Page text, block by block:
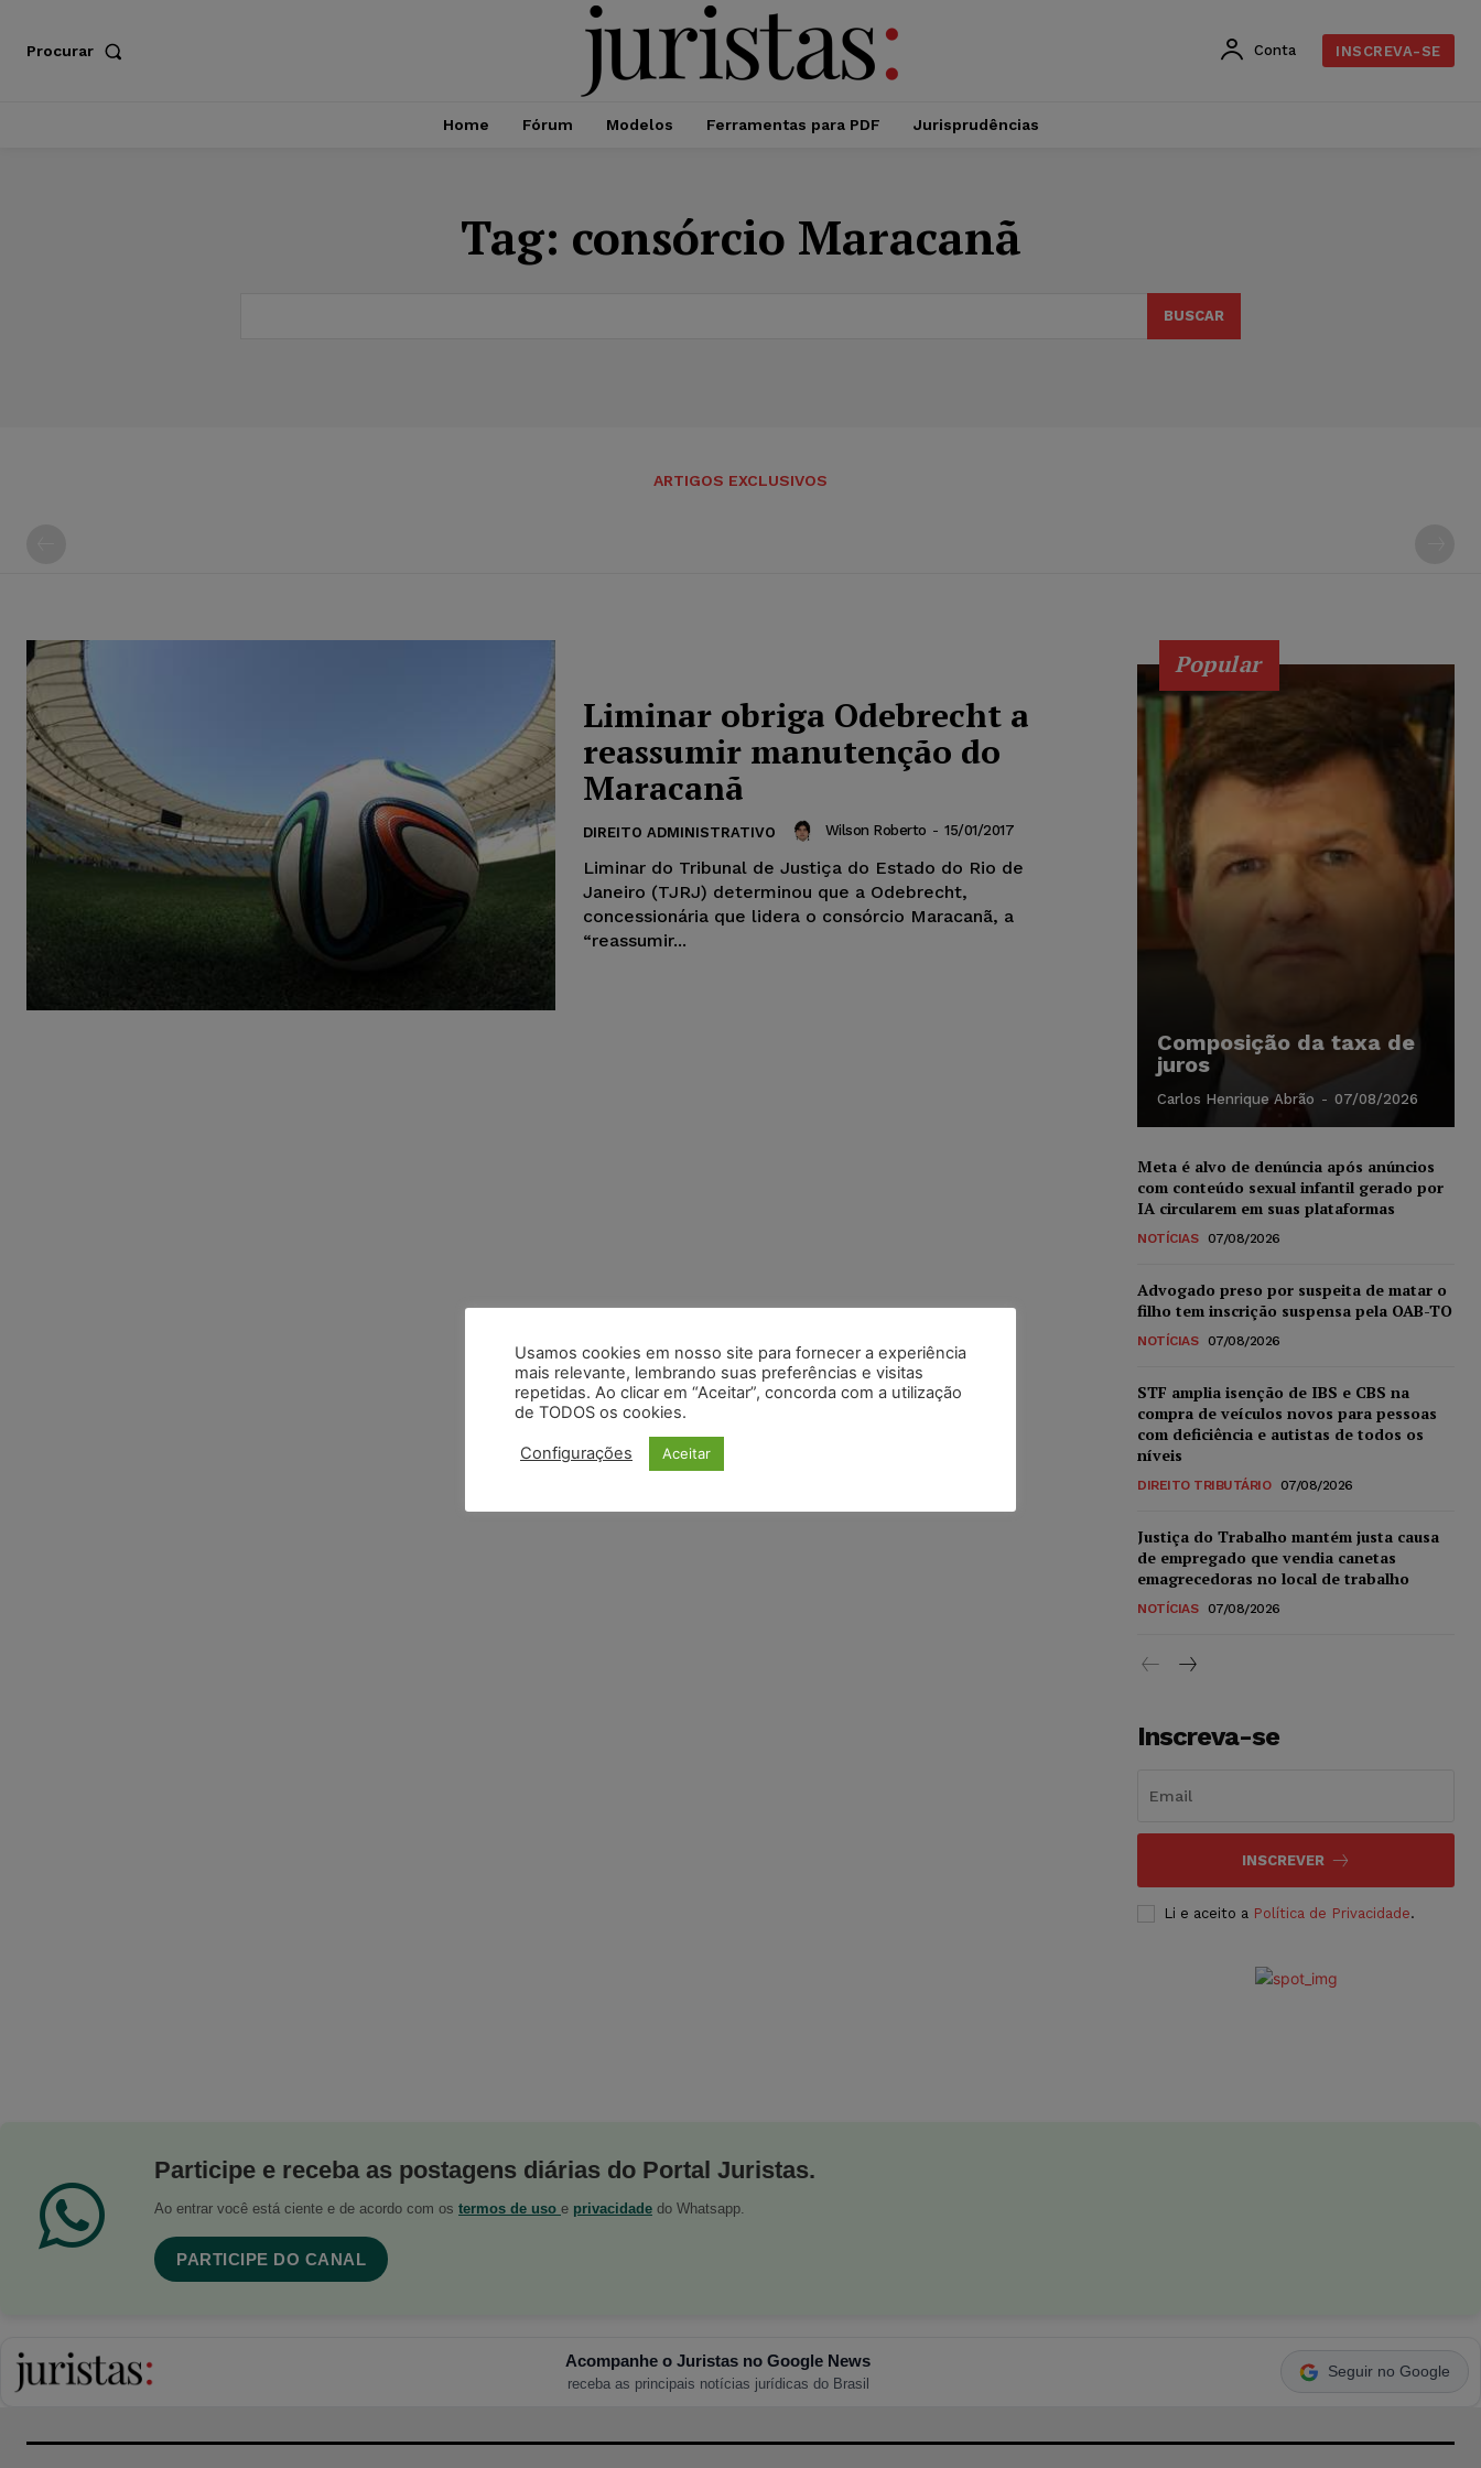
Procurar Conta INSCREVA-SE
Home Fórum Modelos Ferramentas para PDF Jurisprudências
Tag: consórcio Maracanã
BUSCAR
ARTIGOS EXCLUSIVOS
Liminar obriga Odebrecht a
reassumir manutenção do
Maracanã
DIREITO ADMINISTRATIVO Wilson Roberto - 15/01/2017
Liminar do Tribunal de Justiça do Estado do Rio de
Janeiro (TJRJ) determinou que a Odebrecht,
concessionária que lidera o consórcio Maracanã, a
“reassumir...
Popular
Composição da taxa de
juros
Carlos Henrique Abrão - 07/08/2026
Meta é alvo de denúncia após anúncios
com conteúdo sexual infantil gerado por
IA circularem em suas plataformas
NOTÍCIAS 07/08/2026
Advogado preso por suspeita de matar o
filho tem inscrição suspensa pela OAB-TO
NOTÍCIAS 07/08/2026
STF amplia isenção de IBS e CBS na
compra de veículos novos para pessoas
com deficiência e autistas de todos os
níveis
DIREITO TRIBUTÁRIO 07/08/2026
Justiça do Trabalho mantém justa causa
de empregado que vendia canetas
emagrecedoras no local de trabalho
NOTÍCIAS 07/08/2026
Inscreva-se
INSCREVER
Li e aceito a Política de Privacidade.
Participe e receba as postagens diárias do Portal Juristas.
Ao entrar você está ciente e de acordo com os termos de uso e privacidade do Whatsapp.
PARTICIPE DO CANAL
Acompanhe o Juristas no Google News
receba as principais notícias jurídicas do Brasil
Seguir no Google
Usamos cookies em nosso site para fornecer a experiência
mais relevante, lembrando suas preferências e visitas
repetidas. Ao clicar em “Aceitar”, concorda com a utilização
de TODOS os cookies.
Configurações Aceitar